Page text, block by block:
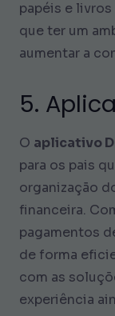
papéis e
que ter um
aumentar a
5.
O aplicativo
para os pais
organização
financeira.
pagamentos
de forma
com as
experiência